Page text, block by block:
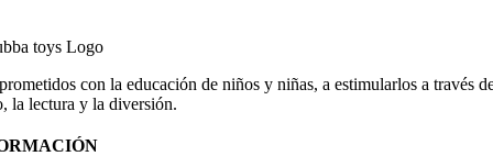
con la educación de niños y niñas, a estimularlos a través
la lectura y la diversión.